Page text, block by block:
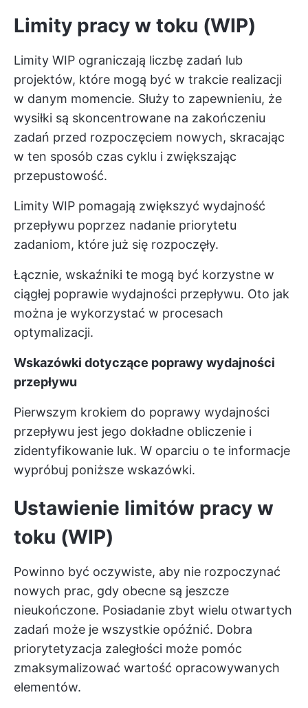
Limity pracy w toku (WIP)
Limity WIP ograniczają liczbę zadań lub
projektów, które mogą być w trakcie realizacji
w danym momencie. Służy to zapewnieniu, że
wysiłki są skoncentrowane na zakończeniu
zadań przed rozpoczęciem nowych, skracając
w ten sposób czas cyklu i zwiększając
przepustowość.
Limity WIP pomagają zwiększyć wydajność
przepływu poprzez nadanie priorytetu
zadaniom, które już się rozpoczęły.
Łącznie, wskaźniki te mogą być korzystne w
ciągłej poprawie wydajności przepływu. Oto jak
można je wykorzystać w procesach
optymalizacji.
Wskazówki dotyczące poprawy wydajności
przepływu
Pierwszym krokiem do poprawy wydajności
przepływu jest jego dokładne obliczenie i
zidentyfikowanie luk. W oparciu o te informacje
wypróbuj poniższe wskazówki.
Ustawienie limitów pracy w
toku (WIP)
Powinno być oczywiste, aby nie rozpoczynać
nowych prac, gdy obecne są jeszcze
nieukończone. Posiadanie zbyt wielu otwartych
zadań może je wszystkie opóźnić. Dobra
priorytetyzacja zaległości może pomóc
zmaksymalizować wartość opracowywanych
elementów.